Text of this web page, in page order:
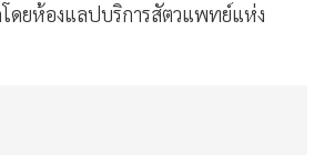
ดยห้องแลปบริการสัตวแพทย์แห่ง